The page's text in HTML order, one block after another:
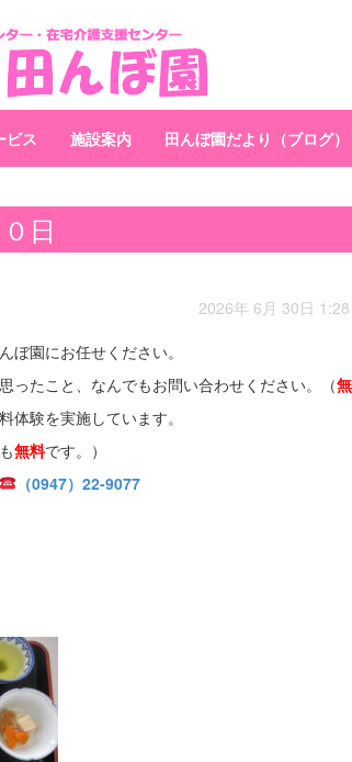
ビス 施設案内 田んぼ園だより（ブログ）
日
2026年 6月 30日
ぼ園にお任せください。
ったこと、なんでもお問い合わせください。（
体験を実施しています。
も無料です。）
（0947）22-9077